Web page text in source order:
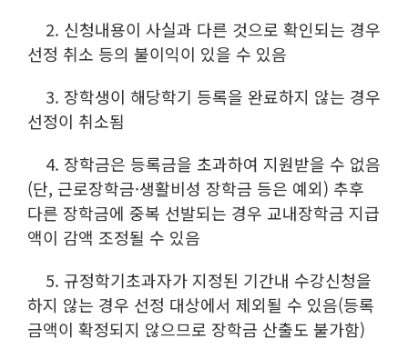
2. 신청내용이 사실과 다른 것으로 확인되는 경우
선정 취소 등의 불이익이 있을 수 있음
3. 장학생이 해당학기 등록을 완료하지 않는 경우
선정이 취소됨
4. 장학금은 등록금을 초과하여 지원받을 수 없음
(단, 근로장학금·생활비성 장학금 등은 예외) 추후
다른 장학금에 중복 선발되는 경우 교내장학금 지급
액이 감액 조정될 수 있음
5. 규정학기초과자가 지정된 기간내 수강신청을
하지 않는 경우 선정 대상에서 제외될 수 있음(등록
금액이 확정되지 않으므로 장학금 산출도 불가함)